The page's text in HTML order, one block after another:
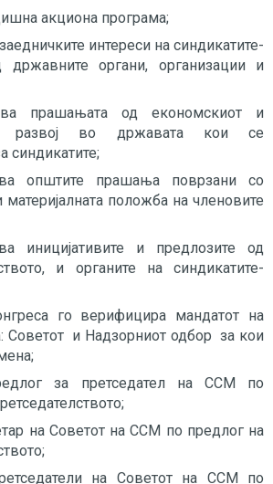
акциона програма;
интереси на синдикатите-
државните органи, организации и
прашањата од економскиот и
развој во државата кои се
синдикатите;
општите прашања поврзани со
материјалната положба на членовите
иницијативите и предлозите од
и органите на синдикатите-
го верифицира мандатот на
Советот и Надзорниот одбор за кои
за претседател на ССМ по
на Советот на ССМ по предлог на
на Советот на ССМ по